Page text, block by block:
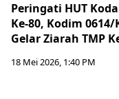
Peringati HUT
Ke-80, Kodim
Gelar Ziarah TMP
18 Mei 2026, 1:40 PM